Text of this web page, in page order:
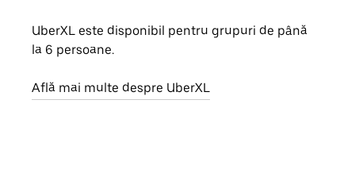
UberXL este disponibil pentru grupuri de până
la 6 persoane.
Află mai multe despre UberXL